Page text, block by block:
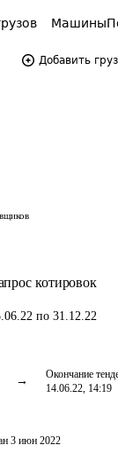
Машины
Добавить груз
котировок
по 31.12.22
Окончание
14.06.22, 14:19
3 июн 2022